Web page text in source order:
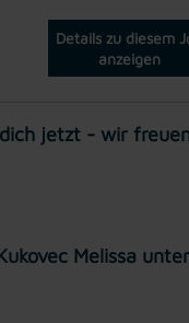
Details zu diesem
anzeigen
jetzt - wir
Melissa